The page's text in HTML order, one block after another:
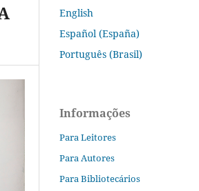
English
Español (España)
Português (Brasil)
Informações
Para Leitores
Para Autores
Para Bibliotecários